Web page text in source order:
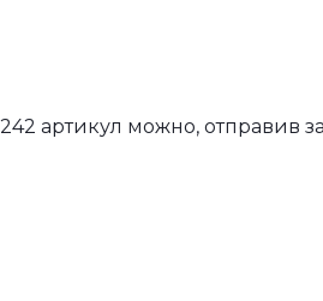
артикул можно, отправив